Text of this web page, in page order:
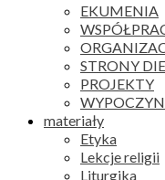
EKUMENIA
STRONY
PROJEKTY
materiały
Etyka
Lekcje religii
Liturgika